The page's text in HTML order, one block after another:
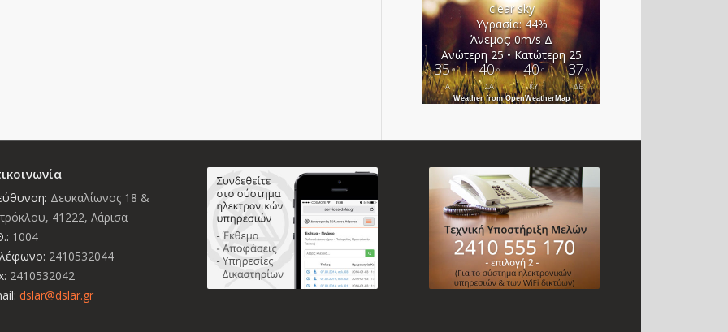
clear sky
Υγρασία: 44%
Άνεμος: 0m/s Δ
Ανώτερη 25 • Κατώτερη 25
35°
ΠΑ
40°
ΣΑ
40°
ΚΥ
37°
ΔΕ
Weather from OpenWeatherMap
Δευκαλίωνος 18 &
41222, Λάρισα
1004
2410532044
2410532042
dslar@dslar.gr